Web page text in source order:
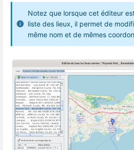
Notez que lorsque cet éditeur
liste des lieux, il permet de
même nom et de mêmes